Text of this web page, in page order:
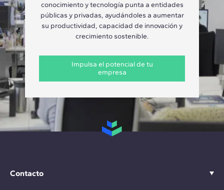
conocimiento y tecnología punta a entidades
públicas y privadas, ayudándoles a aumentar
su productividad, capacidad de innovación y
crecimiento sostenible.
Impulsa el potencial de tu
empresa
Contacto